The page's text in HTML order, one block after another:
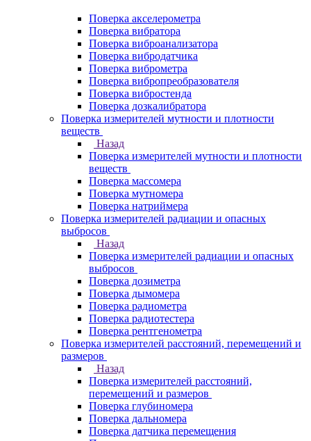
Поверка акселерометра
Поверка вибратора
Поверка виброанализатора
Поверка вибродатчика
Поверка виброметра
Поверка вибропреобразователя
Поверка вибростенда
Поверка дозкалибратора
Поверка измерителей мутности и плотности
веществ
Назад
Поверка измерителей мутности и плотности
веществ
Поверка массомера
Поверка мутномера
Поверка натриймера
Поверка измерителей радиации и опасных
выбросов
Назад
Поверка измерителей радиации и опасных
выбросов
Поверка дозиметра
Поверка дымомера
Поверка радиометра
Поверка радиотестера
Поверка рентгенометра
Поверка измерителей расстояний, перемещений и
размеров
Назад
Поверка измерителей расстояний,
перемещений и размеров
Поверка глубиномера
Поверка дальномера
Поверка датчика перемещения